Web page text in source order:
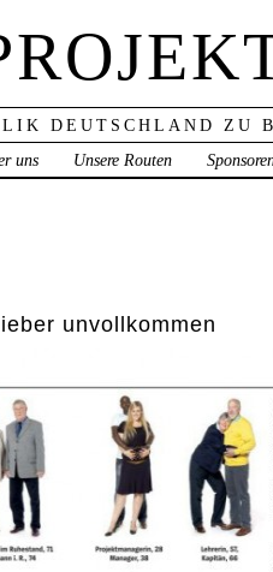
DEUTSCHLAND ZU
uns Unsere Routen
unvollkommen